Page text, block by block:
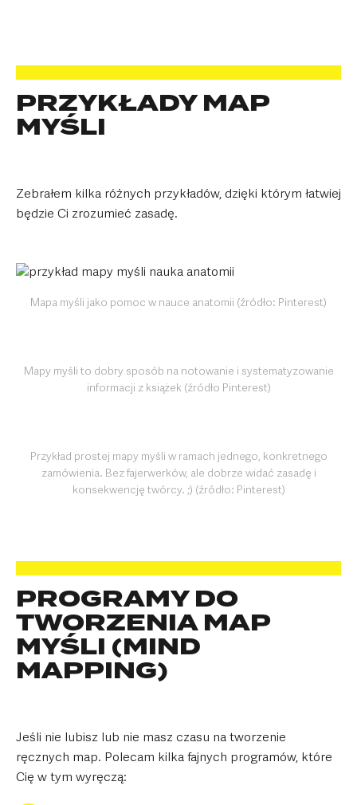
PRZYKŁADY MAP
MYŚLI
Zebrałem kilka różnych przykładów, dzięki którym łatwiej
będzie Ci zrozumieć zasadę.
Mapa myśli jako pomoc w nauce anatomii (źródło: Pinterest)
Mapy myśli to dobry sposób na notowanie i systematyzowanie
informacji z książek (źródło Pinterest)
Przykład prostej mapy myśli w ramach jednego, konkretnego
zamówienia. Bez fajerwerków, ale dobrze widać zasadę i
konsekwencję twórcy. ;) (źródło: Pinterest)
PROGRAMY DO
TWORZENIA MAP
MYŚLI (MIND
MAPPING)
Jeśli nie lubisz lub nie masz czasu na tworzenie
ręcznych map. Polecam kilka fajnych programów, które
Cię w tym wyręczą: